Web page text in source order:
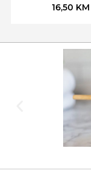
16,50 KM